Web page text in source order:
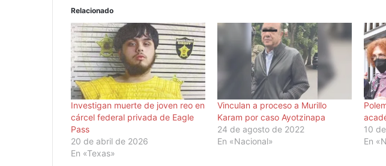
Relacionado
Investigan muerte de joven reo en
cárcel federal privada de Eagle
Pass
20 de abril de 2026
En «Texas»
Vinculan a proceso a Murillo
Karam por caso Ayotzinapa
24 de agosto de 2022
En «Nacional»
10
En